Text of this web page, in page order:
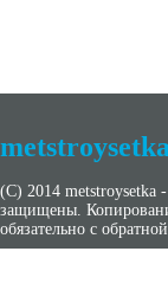
(С) 2014 metstroysetka -
защищены.
обязательно с